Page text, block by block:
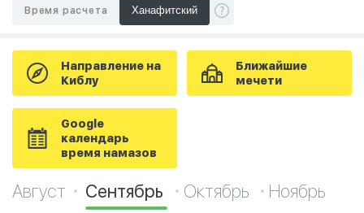
Время расчета
Направление на
Киблу
Ближайшие
мечети
Google
календарь
время намазов
Август Сентябрь Октябрь Ноябрь